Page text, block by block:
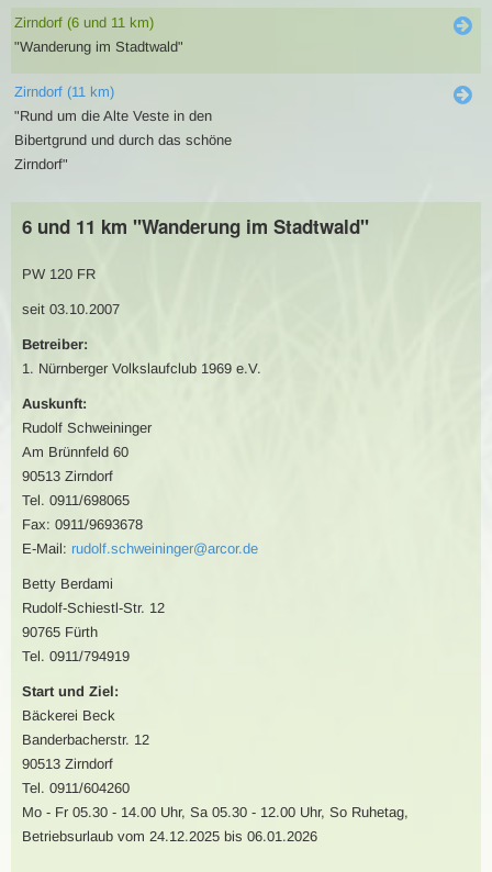
Zirndorf (6 und 11 km)
"Wanderung im Stadtwald"
Zirndorf (11 km)
"Rund um die Alte Veste in den
Bibertgrund und durch das schöne
Zirndorf"
6 und 11 km "Wanderung im Stadtwald"
PW 120 FR
seit 03.10.2007
Betreiber:
1. Nürnberger Volkslaufclub 1969 e.V.
Auskunft:
Rudolf Schweininger
Am Brünnfeld 60
90513 Zirndorf
Tel. 0911/698065
Fax: 0911/9693678
E-Mail: rudolf.schweininger@arcor.de
Betty Berdami
Rudolf-Schiestl-Str. 12
90765 Fürth
Tel. 0911/794919
Start und Ziel:
Bäckerei Beck
Banderbacherstr. 12
90513 Zirndorf
Tel. 0911/604260
Mo - Fr 05.30 - 14.00 Uhr, Sa 05.30 - 12.00 Uhr, So Ruhetag,
Betriebsurlaub vom 24.12.2025 bis 06.01.2026